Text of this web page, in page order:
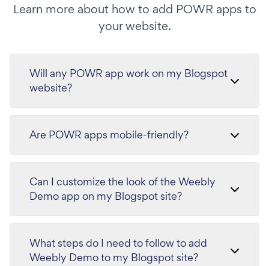
Learn more about how to add POWR apps to
your website.
Will any POWR app work on my Blogspot
website?
Are POWR apps mobile-friendly?
Can I customize the look of the Weebly
Demo app on my Blogspot site?
What steps do I need to follow to add
Weebly Demo to my Blogspot site?